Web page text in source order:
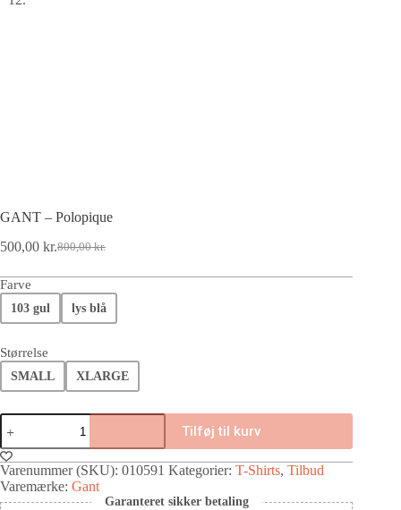
GANT – Polopique
800,00kr.
500,00 kr.
Farve
103 gul lys blå
Størrelse
SMALL XLARGE
Tilføj til kurv
Varenummer (SKU): 010591 Kategorier: T-Shirts, Tilbud
Varemærke: Gant
Garanteret sikker betaling